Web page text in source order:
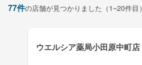
77件の店舗が見つかりました （1~20件目）
ウエルシア薬局小田原中町店